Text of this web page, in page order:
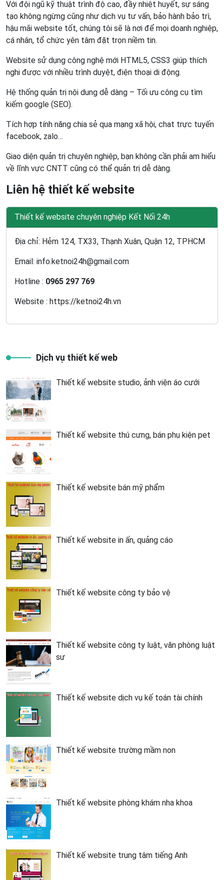
Với đội ngũ kỹ thuật trình độ cao, đầy nhiệt huyết, sự sáng
tạo không ngừng cũng như dịch vụ tư vấn, bảo hành bảo trì,
hậu mãi website tốt, chúng tôi sẽ là nơi để mọi doanh nghiệp,
cá nhân, tổ chức yên tâm đặt trọn niềm tin.
Website sử dụng công nghệ mới HTML5, CSS3 giúp thích
nghi được với nhiều trình duyệt, điện thoại di động.
Hệ thống quản trị nội dung dễ dàng – Tối ưu công cụ tìm
kiếm google (SEO).
Tích hợp tính năng chia sẻ qua mạng xã hội, chat trực tuyến
facebook, zalo…
Giao diện quản trị chuyên nghiệp, bạn không cần phải am hiểu
về lĩnh vực CNTT cũng có thể quản trị dễ dàng.
Liên hệ thiết kế website
Thiết kế website chuyên nghiệp Kết Nối 24h
Địa chỉ: Hẻm 124, TX33, Thạnh Xuân, Quận 12, TPHCM
Email: info.ketnoi24h@gmail.com
Hotline : 0965 297 769
Website : https://ketnoi24h.vn
Dịch vụ thiết kế web
Thiết kế website studio, ảnh viện áo cưới
Thiết kế website thú cưng, bán phụ kiện pet
Thiết kế website bán mỹ phẩm
Thiết kế website in ấn, quảng cáo
Thiết kế website công ty bảo vệ
Thiết kế website công ty luật, văn phòng luật
sư
Thiết kế website dịch vụ kế toán tài chính
Thiết kế website trường mầm non
Thiết kế website phòng khám nha khoa
Thiết kế website trung tâm tiếng Anh